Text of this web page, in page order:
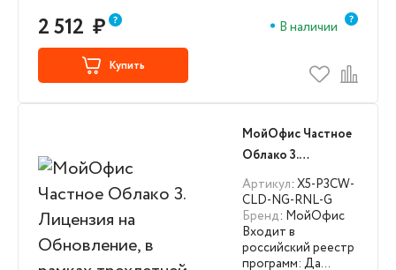
2 512 ₽ В наличии
Купить
МойОфис Частное
Облако 3.
Лицензия на
Обновление, в
рамках трехлетней
лицензионной
выкупной
Артикул: X5-P3CW-
CLD-NG-RNL-G
Бренд: МойОфис
Входит в
российский реестр
программ: Да…